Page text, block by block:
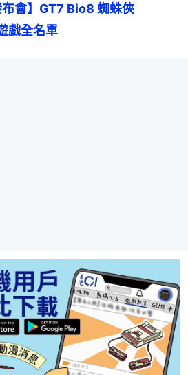
布會】GT7 Bio8 蜘蛛俠
戲全名單